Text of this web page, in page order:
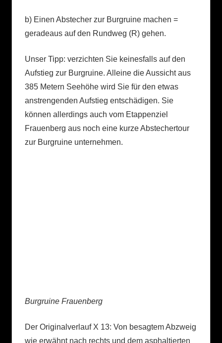
b) Einen Abstecher zur Burgruine machen =
geradeaus auf den Rundweg (R) gehen.
Unser Tipp: verzichten Sie keinesfalls auf den
Aufstieg zur Burgruine. Alleine die Aussicht aus
385 Metern Seehöhe wird Sie für den etwas
anstrengenden Aufstieg entschädigen. Sie
können allerdings auch vom Etappenziel
Frauenberg aus noch eine kurze Abstechertour
zur Burgruine unternehmen.
Burgruine Frauenberg
Der Originalverlauf X 13: Von besagtem Abzweig
wie erwähnt nach rechts und dem asphaltierten